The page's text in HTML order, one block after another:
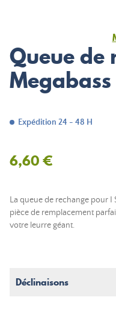
Queue de
Expédition 24 - 48 H
6,60 €
La queue de rechange pour I
pièce de remplacement
votre leurre géant.
Déclinaisons